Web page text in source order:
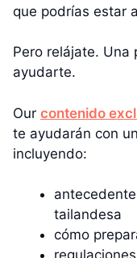
que podrías estar
Pero relájate. Una
ayudarte.
Our contenido
te ayudarán con
incluyendo:
tailandesa
cómo